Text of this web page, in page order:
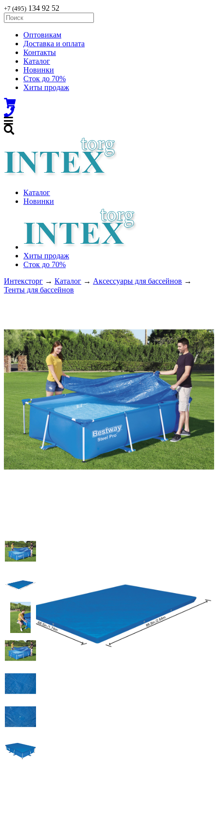
+7 (495) 134 92 52
Оптовикам
Доставка и оплата
Контакты
Каталог
Новинки
Сток до 70%
Хиты продаж
Каталог
Новинки
Хиты продаж
Сток до 70%
Интексторг → Каталог → Аксессуары для бассейнов →
Тенты для бассейнов